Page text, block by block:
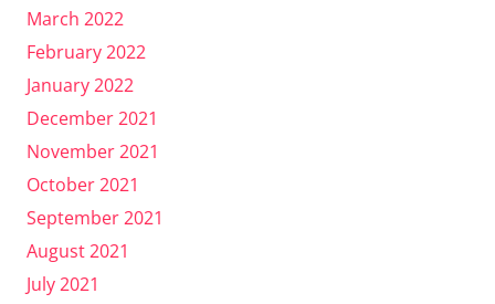
March 2022
February 2022
January 2022
December 2021
November 2021
October 2021
September 2021
August 2021
July 2021